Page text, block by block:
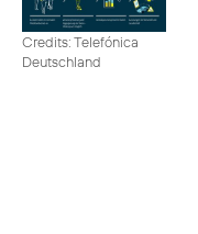
Credits: Telefónica
Deutschland